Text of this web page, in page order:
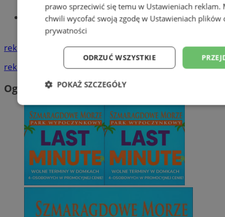
Tworzenie stron www - Wodzisław
Śląski
reklama
reklama
Ogłoszenia
prawo sprzeciwić się temu w Ustawieniach reklam.
chwili wycofać swoją zgodę w Ustawieniach plików
prywatności
ODRZUĆ WSZYSTKIE
POKAŻ SZCZEGÓŁY
Niezbędne Wydajność
Niesklasyfikowane